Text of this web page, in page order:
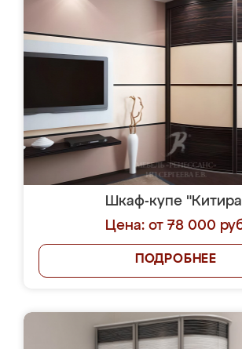
Шкаф-купе
Цена: от 78 000
ПОДРОБНЕЕ